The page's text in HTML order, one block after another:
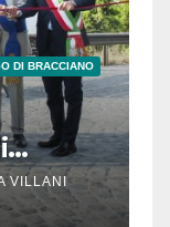
DI BRACCIANO
VILLANI